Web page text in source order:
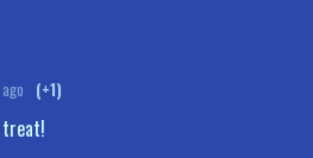
(+1)
treat!